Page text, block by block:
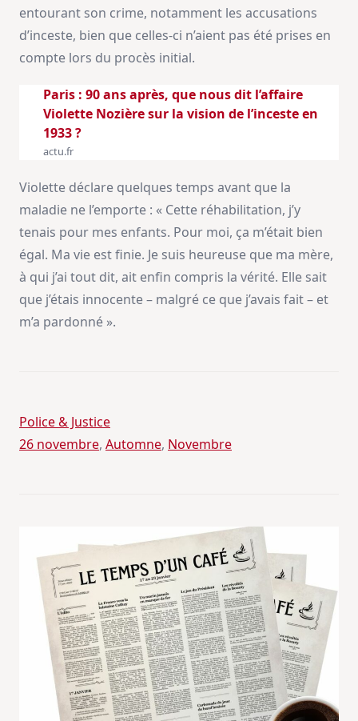
entourant son crime, notamment les accusations
d’inceste, bien que celles-ci n’aient pas été prises en
compte lors du procès initial.
Paris : 90 ans après, que nous dit l’affaire
Violette Nozière sur la vision de l’inceste en
1933 ?
actu.fr
Violette déclare quelques temps avant que la
maladie ne l’emporte : « Cette réhabilitation, j’y
tenais pour mes enfants. Pour moi, ça m’était bien
égal. Ma vie est finie. Je suis heureuse que ma mère,
à qui j’ai tout dit, ait enfin compris la vérité. Elle sait
que j’étais innocente – malgré ce que j’avais fait – et
m’a pardonné ».
Police & Justice
26 novembre, Automne, Novembre